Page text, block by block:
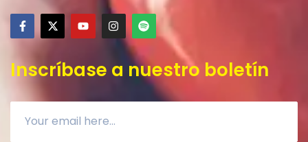
Inscríbase a nuestro boletín